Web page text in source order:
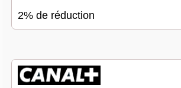
2% de réduction